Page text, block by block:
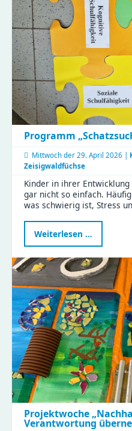
Programm
Mittwoch der 29. April 2026 |
Zeisigwaldfüchse
Kinder in ihrer
gar nicht so einfach.
was schwierig ist, Stress
Weiterlesen …
–
Schule
in
Sicht“
Projektwoche
Verantwortung